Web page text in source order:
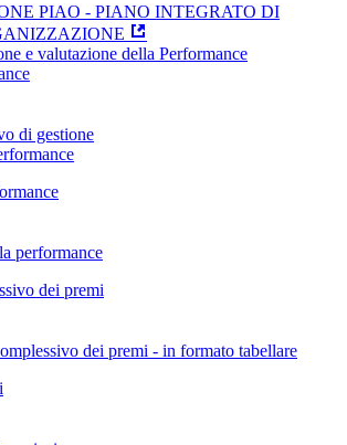
PIAO - PIANO INTEGRATO DI
e valutazione della Performance
di gestione
performance
dei premi
dei premi - in formato tabellare